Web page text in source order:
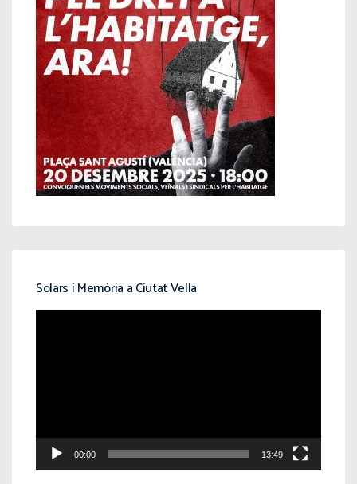
Solars i Memòria a Ciutat Vella
00:00 13:49